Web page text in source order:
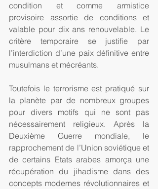
condition et comme armistice
provisoire assortie de conditions et
valable pour dix ans renouvelable. Le
critère temporaire se justifie par
l’interdiction d’une paix définitive entre
musulmans et mécréants.
Toutefois le terrorisme est pratiqué sur
la planète par de nombreux groupes
pour divers motifs qui ne sont pas
nécessairement religieux. Après la
Deuxième Guerre mondiale, le
rapprochement de l’Union soviétique et
de certains Etats arabes amorça une
récupération du jihadisme dans des
concepts modernes révolutionnaires et